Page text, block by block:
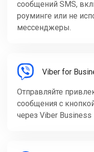
сообщений SMS,
роуминге или не
мессенджеры.
Viber for
Отправляйте
сообщения с
через Viber